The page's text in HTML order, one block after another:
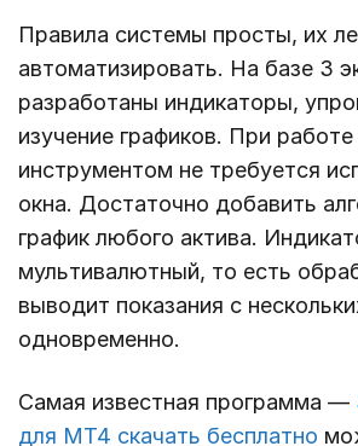
Правила системы просты, их
автоматизировать. На базе 3
разработаны индикаторы,
изучение графиков. При
инструментом не требуется
окна. Достаточно добавить
график любого актива.
мультивалютный, то есть
выводит показания с
одновременно.
Самая известная программа ―
для МТ4 скачать бесплатно